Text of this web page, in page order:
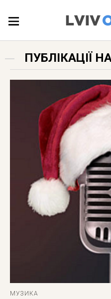
ЛОКАЦІЇ
ПУБЛІКАЦІЇ
ДОВІДКА
ПУБЛІКАЦІЇ
МУЗИКА